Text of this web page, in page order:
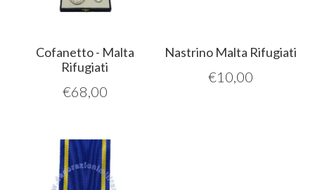
Cofanetto - Malta
Rifugiati
€68,00
Nastrino Malta Rifugiati
€10,00